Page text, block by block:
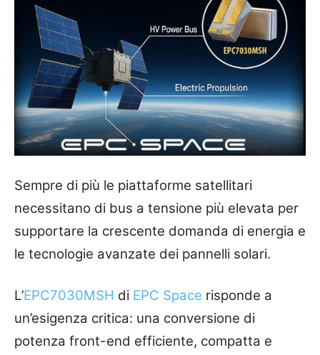
Sempre di più le piattaforme satellitari
necessitano di bus a tensione più elevata per
supportare la crescente domanda di energia e
le tecnologie avanzate dei pannelli solari.
L’EPC7030MSH di EPC Space risponde a
un’esigenza critica: una conversione di
potenza front-end efficiente, compatta e